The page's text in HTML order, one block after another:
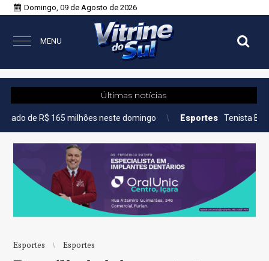
Domingo, 09 de Agosto de 2026
MENU
Últimas notícias
milhões neste domingo Esportes Tenista Bia Haddad
Esportes Esportes